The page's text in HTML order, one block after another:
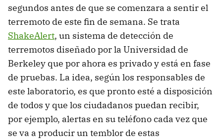
segundos antes de que se comenzara a sentir el
terremoto de este fin de semana. Se trata
ShakeAlert, un sistema de detección de
terremotos diseñado por la Universidad de
Berkeley que por ahora es privado y está en fase
de pruebas. La idea, según los responsables de
este laboratorio, es que pronto esté a disposición
de todos y que los ciudadanos puedan recibir,
por ejemplo, alertas en su teléfono cada vez que
se va a producir un temblor de estas